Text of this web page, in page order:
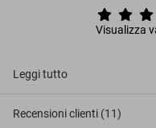
Visualizza
Leggi tutto
Recensioni clienti (11)